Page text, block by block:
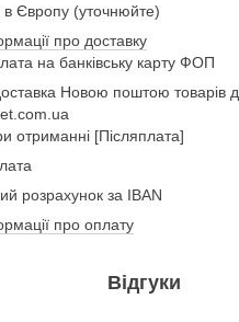
в Європу (уточнюйте)
про доставку
на банківську карту ФОП
отриманні [Післяплата]
розрахунок за IBAN
про оплату
Відгуки